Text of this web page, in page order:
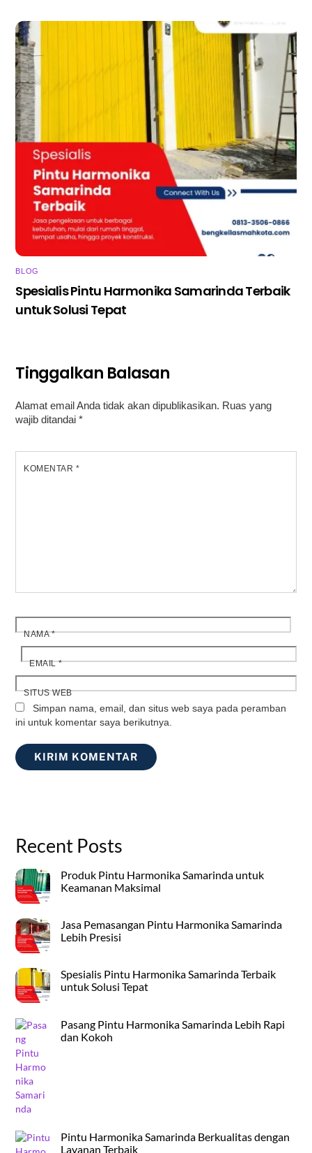
BLOG
Spesialis Pintu Harmonika Samarinda Terbaik
untuk Solusi Tepat
Tinggalkan Balasan
Alamat email Anda tidak akan dipublikasikan. Ruas yang
wajib ditandai*
KOMENTAR *
NAMA*
EMAIL*
SITUS WEB
Simpan nama, email, dan situs web saya pada peramban
ini untuk komentar saya berikutnya.
Recent Posts
Produk Pintu Harmonika Samarinda untuk
Keamanan Maksimal
Jasa Pemasangan Pintu Harmonika Samarinda
Lebih Presisi
Spesialis Pintu Harmonika Samarinda Terbaik
untuk Solusi Tepat
Pasang Pintu Harmonika Samarinda Lebih Rapi
dan Kokoh
Pintu Harmonika Samarinda Berkualitas dengan
Layanan Terbaik